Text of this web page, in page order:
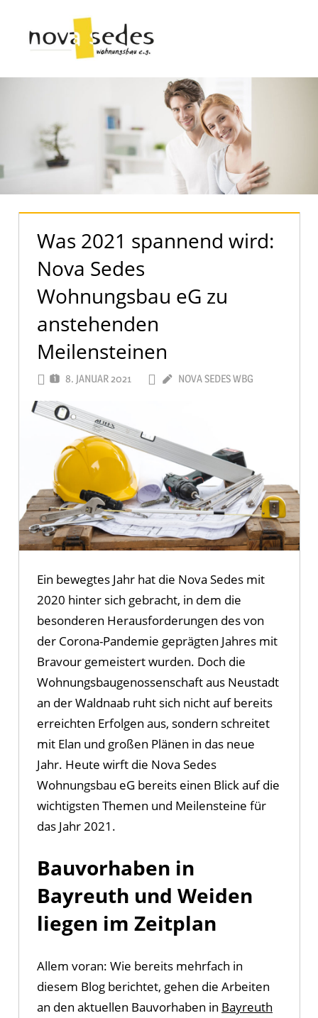
Inhalt
springen
Nova
Der
offizielle
Was 2021 spannend wird:
Nova Sedes
Wohnungsbau eG zu
anstehenden
Meilensteinen
8. JANUAR 2021 NOVA SEDES WBG
Ein bewegtes Jahr hat die Nova Sedes mit
2020 hinter sich gebracht, in dem die
besonderen Herausforderungen des von
der Corona-Pandemie geprägten Jahres mit
Bravour gemeistert wurden. Doch die
Wohnungsbaugenossenschaft aus Neustadt
an der Waldnaab ruht sich nicht auf bereits
erreichten Erfolgen aus, sondern schreitet
mit Elan und großen Plänen in das neue
Jahr. Heute wirft die Nova Sedes
Wohnungsbau eG bereits einen Blick auf die
wichtigsten Themen und Meilensteine für
das Jahr 2021.
Bauvorhaben in
Bayreuth und Weiden
liegen im Zeitplan
Allem voran: Wie bereits mehrfach in
diesem Blog berichtet, gehen die Arbeiten
an den aktuellen Bauvorhaben in Bayreuth